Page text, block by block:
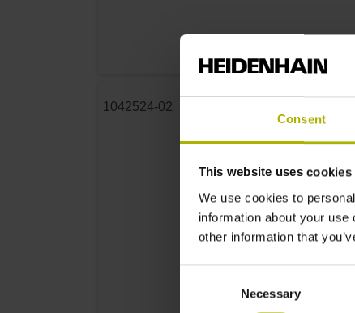
Consent
This website uses cookies
We use cookies to
information about your
other information that
Necessary
1042524-02
KS G SSI41Ta 73 01 ..